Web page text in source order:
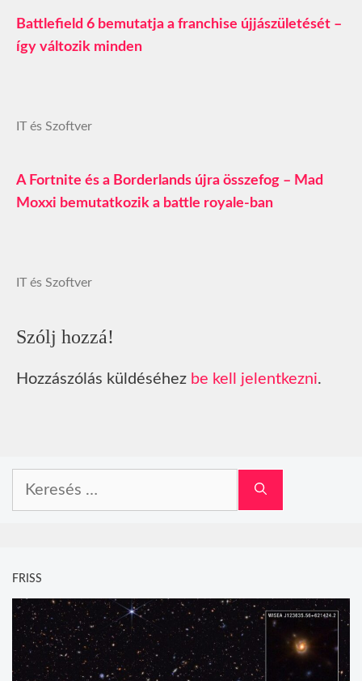
Battlefield 6 bemutatja a franchise újjászületését –
így változik minden
IT és Szoftver
A Fortnite és a Borderlands újra összefog – Mad
Moxxi bemutatkozik a battle royale-ban
IT és Szoftver
Szólj hozzá!
Hozzászólás küldéséhez be kell jelentkezni.
FRISS